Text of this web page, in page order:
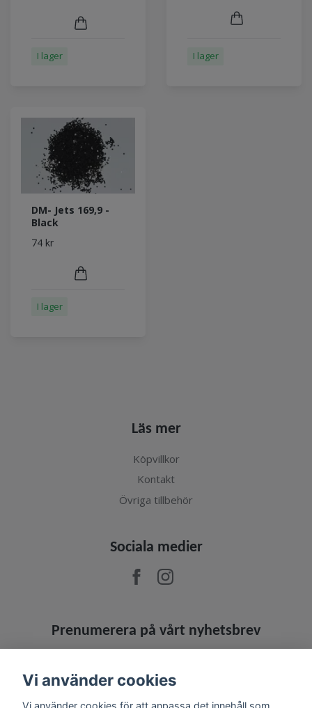
I lager I lager
DM- Jets 169,9 -
Black
74 kr
I lager
Läs mer
Köpvillkor
Kontakt
Övriga tillbehör
Sociala medier
Prenumerera på vårt nyhetsbrev
Vi använder cookies
Vi använder cookies för att anpassa det innehåll som